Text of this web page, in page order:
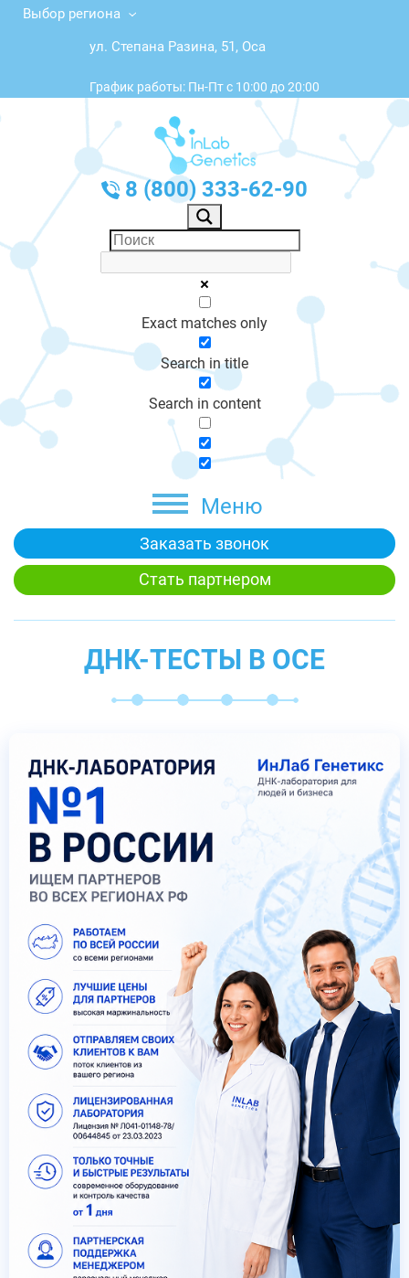
Выбор региона
ул. Степана Разина, 51, Оса
График работы: Пн-Пт с 10:00 до 20:00
8 (800) 333-62-90
Exact matches only
Search in title
Search in content
Меню
Заказать звонок
Стать партнером
ДНК-ТЕСТЫ В ОСЕ